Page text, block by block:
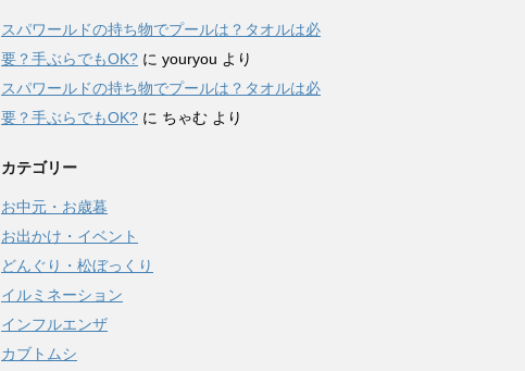
スパワールドの持ち物でプールは？タオルは必
要？手ぶらでもOK? に youryou より
スパワールドの持ち物でプールは？タオルは必
要？手ぶらでもOK? に ちゃむ より
カテゴリー
お中元・お歳暮
お出かけ・イベント
どんぐり・松ぼっくり
イルミネーション
インフルエンザ
カブトムシ